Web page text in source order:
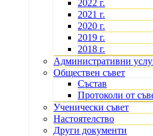
2022 г.
2021 г.
2020 г.
2019 г.
2018 г.
Административни
Обществен съвет
Състав
Протоколи от
Ученически съвет
Настоятелство
Други документи